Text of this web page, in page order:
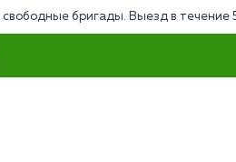
бригады. Выезд в течение